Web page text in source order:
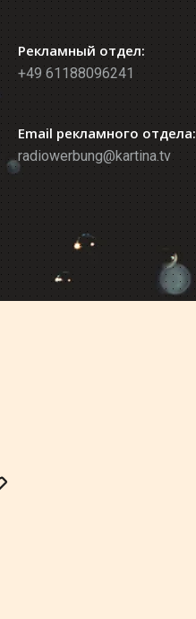
Рекламный отдел:
+49 61188096241
Email рекламного отдела:
radiowerbung@kartina.tv